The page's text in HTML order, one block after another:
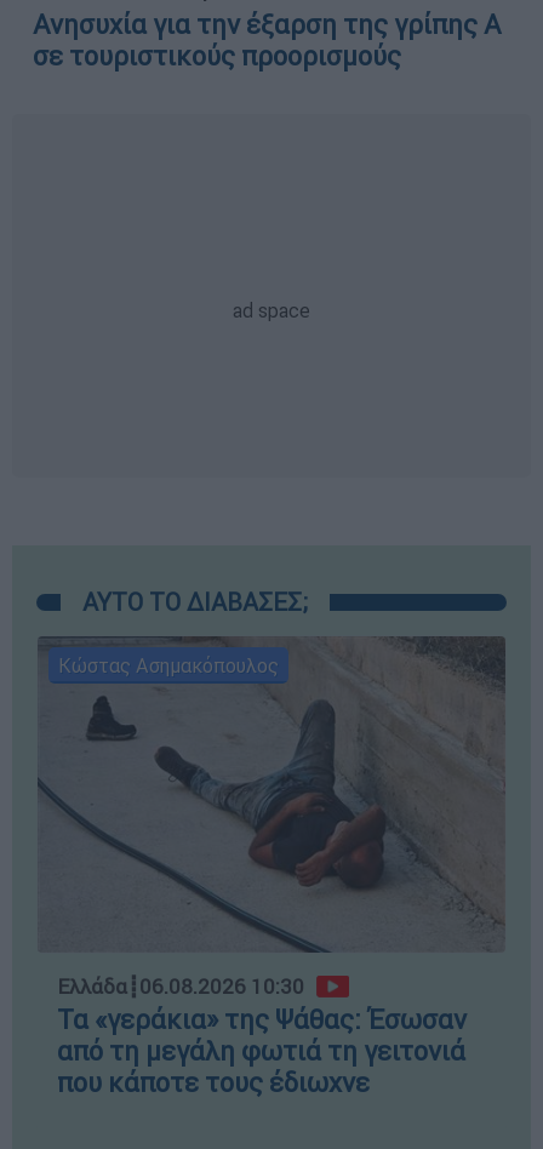
Ανησυχία για την έξαρση της γρίπης Α
σε τουριστικούς προορισμούς
ΑΥΤΟ ΤΟ ΔΙΑΒΑΣΕΣ;
Κώστας Ασημακόπουλος
Ελλάδα┋06.08.2026 10:30
Τα «γεράκια» της Ψάθας: Έσωσαν
από τη μεγάλη φωτιά τη γειτονιά
που κάποτε τους έδιωχνε